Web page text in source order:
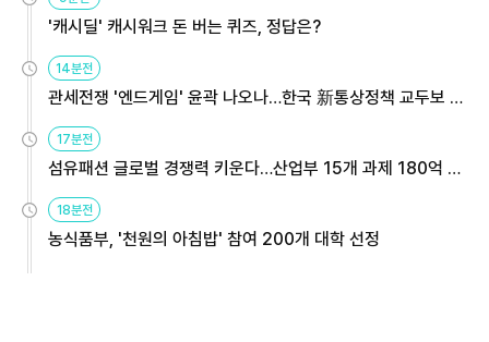
'캐시딜' 캐시워크 돈 버는 퀴즈, 정답은?
14분전
관세전쟁 '엔드게임' 윤곽 나오나…한국 新통상정책 교두보 활
17분전
섬유패션 글로벌 경쟁력 키운다…산업부 15개 과제 180억 지
18분전
농식품부, '천원의 아침밥' 참여 200개 대학 선정